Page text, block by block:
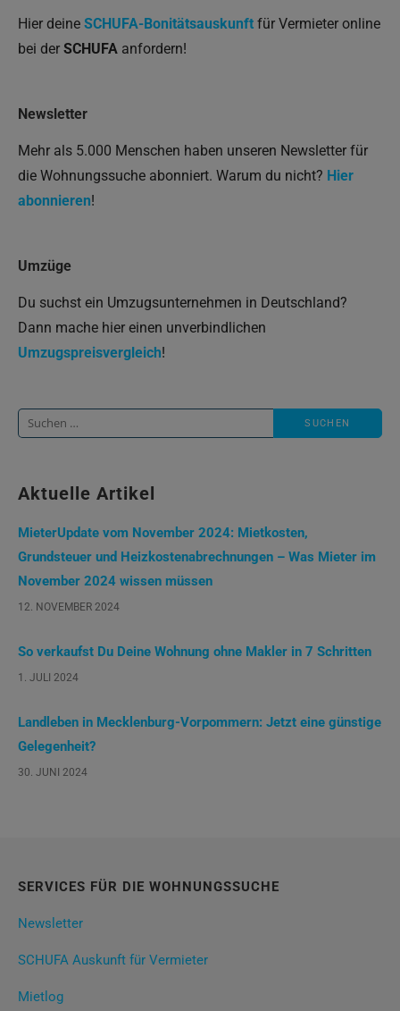
Hier deine SCHUFA-Bonitätsauskunft für Vermieter online
bei der SCHUFA anfordern!
Newsletter
Mehr als 5.000 Menschen haben unseren Newsletter für
die Wohnungssuche abonniert. Warum du nicht? Hier
abonnieren!
Umzüge
Du suchst ein Umzugsunternehmen in Deutschland?
Dann mache hier einen unverbindlichen
Umzugspreisvergleich!
Suche
Aktuelle Artikel
MieterUpdate vom November 2024: Mietkosten,
Grundsteuer und Heizkostenabrechnungen – Was Mieter im
November 2024 wissen müssen
12. NOVEMBER 2024
So verkaufst Du Deine Wohnung ohne Makler in 7 Schritten
1. JULI 2024
Landleben in Mecklenburg-Vorpommern: Jetzt eine günstige
Gelegenheit?
30. JUNI 2024
SERVICES FÜR DIE WOHNUNGSSUCHE
Newsletter
SCHUFA Auskunft für Vermieter
Mietlog